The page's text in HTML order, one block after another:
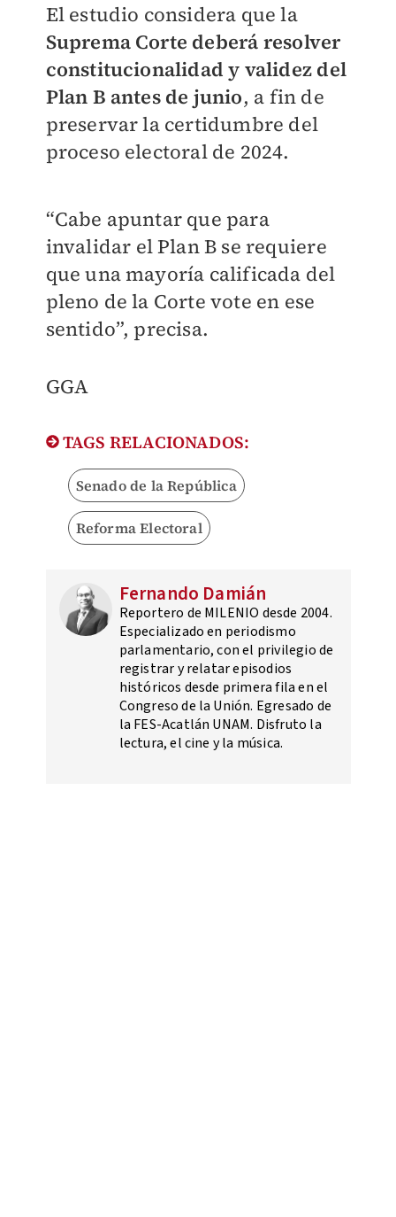
El estudio considera que la
Suprema Corte deberá resolver
constitucionalidad y validez del
Plan B antes de junio, a fin de
preservar la certidumbre del
proceso electoral de 2024.
“Cabe apuntar que para
invalidar el Plan B se requiere
que una mayoría calificada del
pleno de la Corte vote en ese
sentido”, precisa.
GGA
TAGS RELACIONADOS:
Senado de la República
Reforma Electoral
Fernando Damián
Reportero de MILENIO desde 2004.
Especializado en periodismo
parlamentario, con el privilegio de
registrar y relatar episodios
históricos desde primera fila en el
Congreso de la Unión. Egresado de
la FES-Acatlán UNAM. Disfruto la
lectura, el cine y la música.